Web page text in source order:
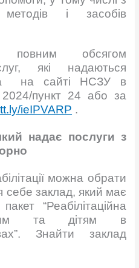
методів і засобів
повним обсягом
які надаються
на сайті НСЗУ в
пункт 24 або за
ieIPVARP .
надає послуги з
можна обрати
себе заклад, який має
“Реабілітаційна
та дітям в
Знайти заклад